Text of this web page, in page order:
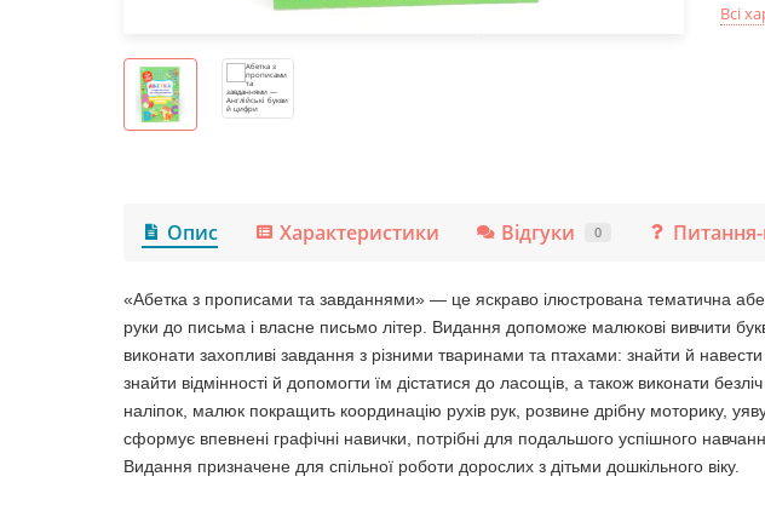
Всі
Опис Характеристики Відгуки 0 Питання-
«Абетка з прописами та завданнями» — це яскраво ілюстрована тематична
руки до письма і власне письмо літер. Видання допоможе малюкові вивчити
виконати захопливі завдання з різними тваринами та птахами: знайти й
знайти відмінності й допомогти їм дістатися до ласощів, а також виконати
наліпок, малюк покращить координацію рухів рук, розвине дрібну моторику,
сформує впевнені графічні навички, потрібні для подальшого успішного
Видання призначене для спільної роботи дорослих з дітьми дошкільного віку.